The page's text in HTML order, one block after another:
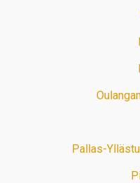
Pallas-